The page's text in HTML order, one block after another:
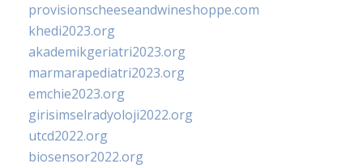
provisionscheeseandwineshoppe.com
khedi2023.org
akademikgeriatri2023.org
marmarapediatri2023.org
emchie2023.org
girisimselradyoloji2022.org
utcd2022.org
biosensor2022.org